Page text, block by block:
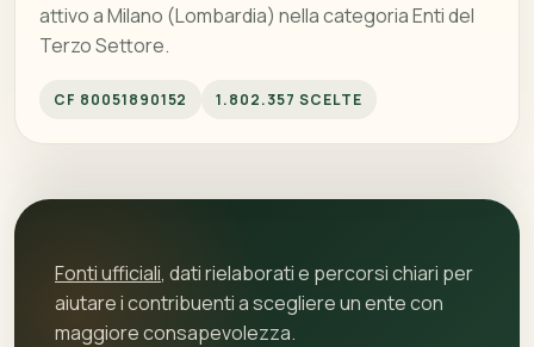
attivo a Milano (Lombardia) nella categoria Enti del
Terzo Settore.
CF 80051890152 1.802.357 SCELTE
Fonti ufficiali, dati rielaborati e percorsi chiari per
aiutare i contribuenti a scegliere un ente con
maggiore consapevolezza.